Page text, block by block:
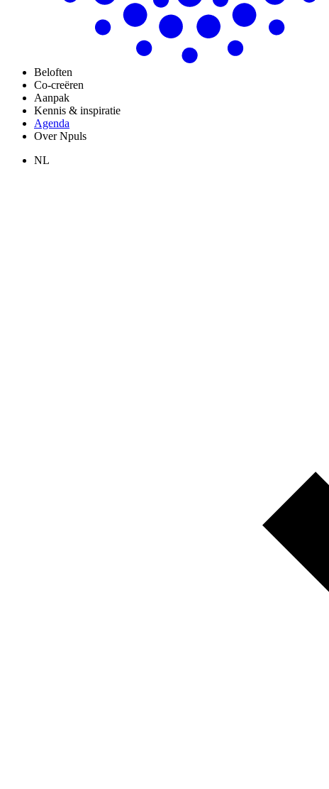
Beloften
Co-creëren
Aanpak
Kennis & inspiratie
Agenda
Over Npuls
NL